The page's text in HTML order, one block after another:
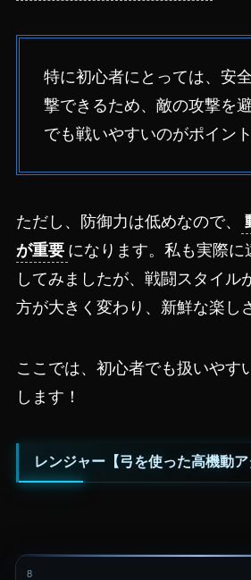
特に初心者にとっては、安
撃できるため、敵の攻撃を
でも戦いやすいのがポイント
ただし、防御力は低めなので、
が重要 になります。私も実際に
してみましたが、戦闘スタイル
方が大きく変わり、新鮮な楽し
ここでは、初心者でも扱いやす
します！
レンジャー【弓を使った高機動ア
8